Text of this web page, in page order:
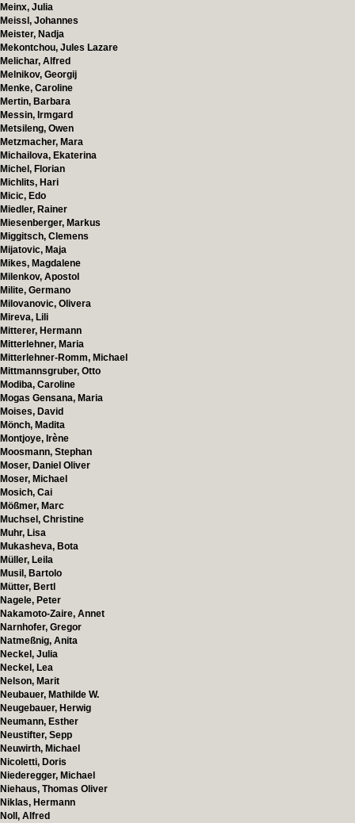
Meinx, Julia
Meissl, Johannes
Meister, Nadja
Mekontchou, Jules Lazare
Melichar, Alfred
Melnikov, Georgij
Menke, Caroline
Mertin, Barbara
Messin, Irmgard
Metsileng, Owen
Metzmacher, Mara
Michailova, Ekaterina
Michel, Florian
Michlits, Hari
Micic, Edo
Miedler, Rainer
Miesenberger, Markus
Miggitsch, Clemens
Mijatovic, Maja
Mikes, Magdalene
Milenkov, Apostol
Milite, Germano
Milovanovic, Olivera
Mireva, Lili
Mitterer, Hermann
Mitterlehner, Maria
Mitterlehner-Romm, Michael
Mittmannsgruber, Otto
Modiba, Caroline
Mogas Gensana, Maria
Moises, David
Mönch, Madita
Montjoye, Irène
Moosmann, Stephan
Moser, Daniel Oliver
Moser, Michael
Mosich, Cai
Mößmer, Marc
Muchsel, Christine
Muhr, Lisa
Mukasheva, Bota
Müller, Leila
Musil, Bartolo
Mütter, Bertl
Nagele, Peter
Nakamoto-Zaire, Annet
Narnhofer, Gregor
Natmeßnig, Anita
Neckel, Julia
Neckel, Lea
Nelson, Marit
Neubauer, Mathilde W.
Neugebauer, Herwig
Neumann, Esther
Neustifter, Sepp
Neuwirth, Michael
Nicoletti, Doris
Niederegger, Michael
Niehaus, Thomas Oliver
Niklas, Hermann
Noll, Alfred